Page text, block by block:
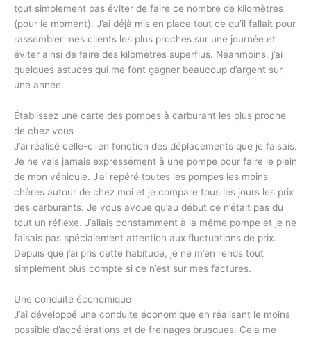
tout simplement pas éviter de faire ce nombre de kilomètres
(pour le moment). J’ai déjà mis en place tout ce qu’il fallait pour
rassembler mes clients les plus proches sur une journée et
éviter ainsi de faire des kilomètres superflus. Néanmoins, j’ai
quelques astuces qui me font gagner beaucoup d’argent sur
une année.
Établissez une carte des pompes à carburant les plus proche
de chez vous
J’ai réalisé celle-ci en fonction des déplacements que je faisais.
Je ne vais jamais expressément à une pompe pour faire le plein
de mon véhicule. J’ai repéré toutes les pompes les moins
chères autour de chez moi et je compare tous les jours les prix
des carburants. Je vous avoue qu’au début ce n’était pas du
tout un réflexe. J’allais constamment à la même pompe et je ne
faisais pas spécialement attention aux fluctuations de prix.
Depuis que j’ai pris cette habitude, je ne m’en rends tout
simplement plus compte si ce n’est sur mes factures.
Une conduite économique
J’ai développé une conduite économique en réalisant le moins
possible d’accélérations et de freinages brusques. Cela me